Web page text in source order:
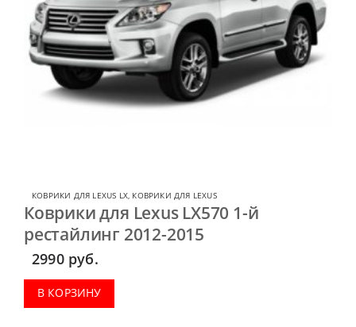
КОВРИКИ ДЛЯ LEXUS LX, КОВРИКИ ДЛЯ LEXUS
Коврики для Lexus LX570 1-й
рестайлинг 2012-2015
2990 руб.
В КОРЗИНУ